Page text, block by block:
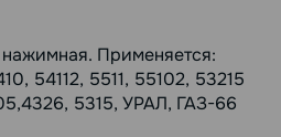
Применяется:
54112, 5511, 55102, 53215
5315, УРАЛ, ГАЗ-66